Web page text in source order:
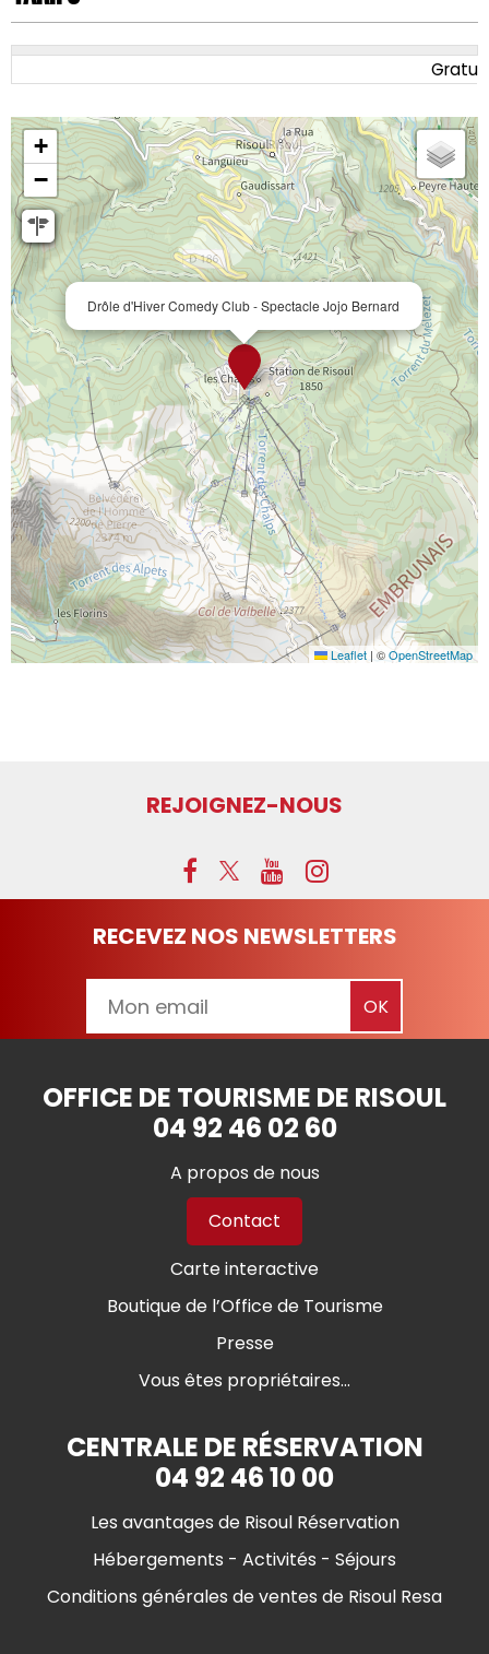
Gratuit
Drôle d'Hiver Comedy Club - Spectacle Jojo Bernard
+
−
Leaflet | ©OpenStreetMap
REJOIGNEZ-NOUS
RECEVEZ NOS NEWSLETTERS
OFFICE DE TOURISME DE RISOUL
04 92 46 02 60
A propos de nous
Contact
Carte interactive
Boutique de l’Office de Tourisme
Presse
Vous êtes propriétaires...
CENTRALE DE RÉSERVATION
04 92 46 10 00
Les avantages de Risoul Réservation
Hébergements - Activités - Séjours
Conditions générales de ventes de Risoul Resa